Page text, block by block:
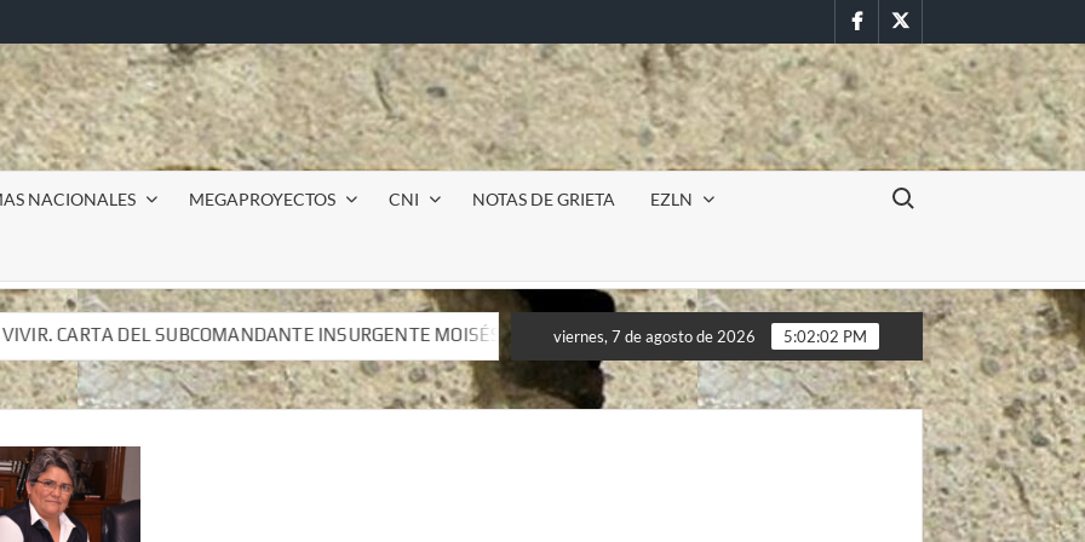
FacebookTwitter
NACIONALES MEGAPROYECTOS CNI NOTAS DE GRIETA EZLN
Buscar:
INSURGENTE MOISÉS A LUIS DE TAVIRA
Incursión militar en la UAEM (Morelos) durante paro estudiantil por
INSURGENTE MOISÉS A LUIS DE TAVIRA
Incursión militar en la UAEM (Morelos) durante paro estudiantil por
viernes, 7 de agosto de 2026 5:02:04 PM